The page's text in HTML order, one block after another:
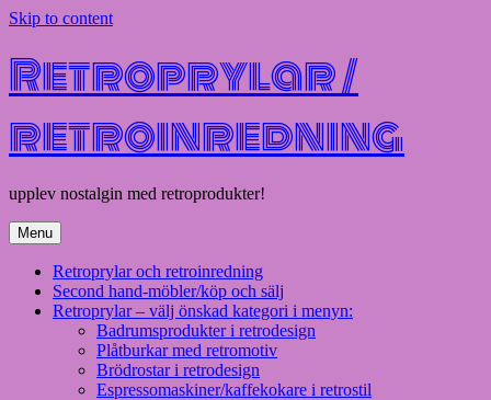
Skip to content
Retroprylar /
retroinredning
upplev nostalgin med retroprodukter!
Menu
Retroprylar och retroinredning
Second hand-möbler/köp och sälj
Retroprylar – välj önskad kategori i menyn:
Badrumsprodukter i retrodesign
Plåtburkar med retromotiv
Brödrostar i retrodesign
Espressomaskiner/kaffekokare i retrostil